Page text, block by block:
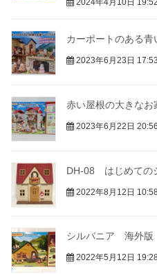
2024年4月10日 19:52
カーポートのある
2023年6月23日 17:53
赤い屋根の大きな
2023年6月22日 20:56
DH-08 はじめての
2022年8月12日
シルバニア 海外版
2022年5月12日